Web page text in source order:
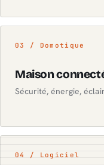
03 / Domotique
Maison
Sécurité, énergie,
04 / Logiciel